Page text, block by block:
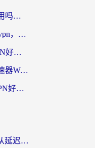
海外党必看：迅游VPN好用吗？和番茄加速器VPN对比哪个回国效果更好？
海外党必看：如何选对cn vpn，轻松解锁国内影音游戏？
海外党必看：ChickCN VPN好用吗？和星河VPN对比哪个回国效果更好？附真实体验+避坑指南
海外党必看：免费VPN加速器Windows版怎么选？附真实测评与无缝访问国内资源指南
海外党必看：快帆TV版VPN好用吗？和hi龟龟VPN对比哪个回国效果更好？附免费加速器选择指南
欧洲怎么打炉石传说的？从延迟999到丝滑上分，我找到了靠谱加速器